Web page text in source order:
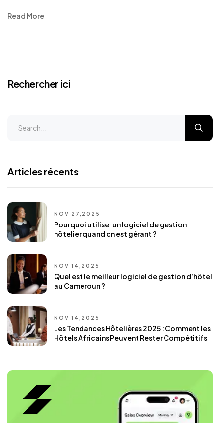
Read More
Rechercher ici
Articles récents
NOV 27,2025
Pourquoi utiliser un logiciel de gestion
hôtelier quand on est gérant ?
NOV 14,2025
Quel est le meilleur logiciel de gestion d’hôtel
au Cameroun ?
NOV 14,2025
Les Tendances Hôtelières 2025 : Comment les
Hôtels Africains Peuvent Rester Compétitifs